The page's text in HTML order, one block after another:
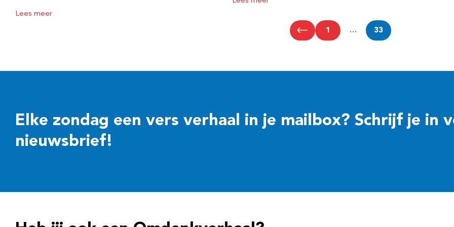
Lees meer
1 … 33
Elke zondag een vers verhaal in je mailbox? Schrijf je in
nieuwsbrief!